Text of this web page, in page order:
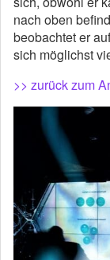
nach oben
beobachtet er
sich möglichst
>> zurück zum